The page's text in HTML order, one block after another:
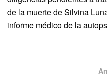
de la muerte de Silvina
informe médico de la